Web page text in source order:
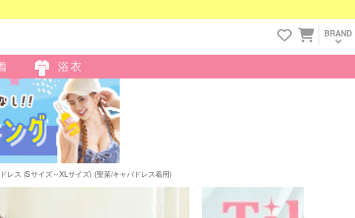
BRAND
浴衣
レス (Sサイズ～XLサイズ) (聖菜/キャバドレス着用)